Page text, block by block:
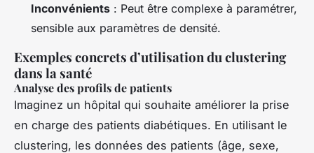
Inconvénients : Peut être complexe à paramétrer,
sensible aux paramètres de densité.
Exemples concrets d’utilisation du clustering
dans la santé
Analyse des profils de patients
Imaginez un hôpital qui souhaite améliorer la prise
en charge des patients diabétiques. En utilisant le
clustering, les données des patients (âge, sexe,